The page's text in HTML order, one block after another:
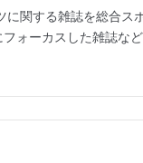
関する雑誌を総合ス
ォーカスした雑誌な